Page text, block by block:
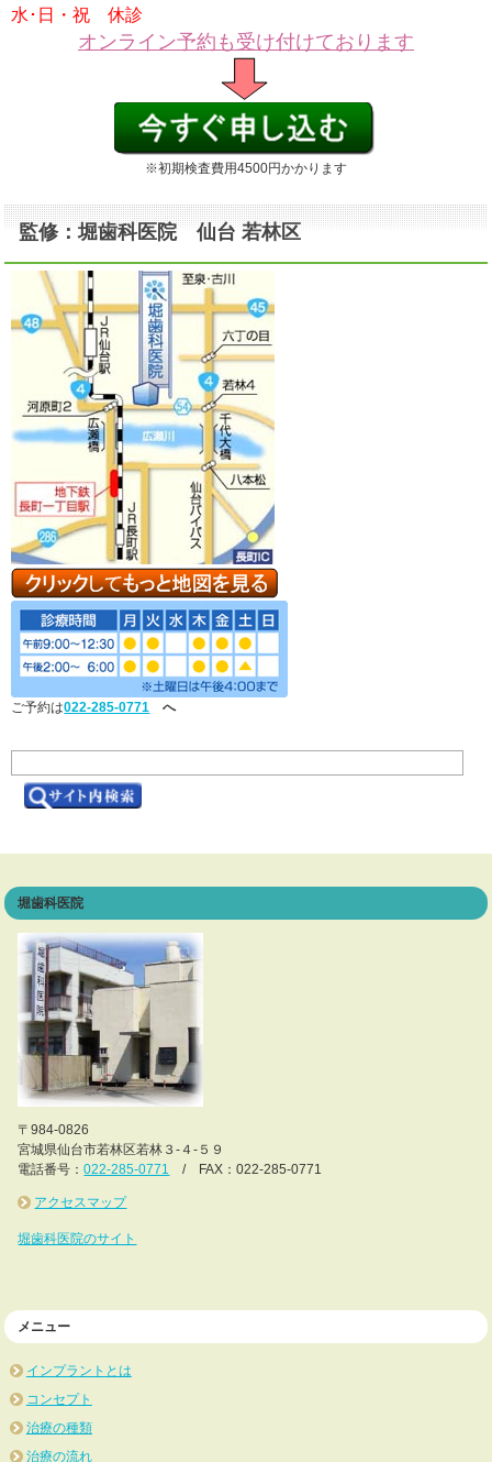
水･日・祝 休診
オンライン予約も受け付けております
※初期検査費用4500円かかります
監修：堀歯科医院 仙台 若林区
ご予約は022-285-0771 へ
堀歯科医院
〒984-0826
宮城県仙台市若林区若林３-４-５９
電話番号：022-285-0771 / FAX：022-285-0771
アクセスマップ
堀歯科医院のサイト
メニュー
インプラントとは
コンセプト
治療の種類
治療の流れ